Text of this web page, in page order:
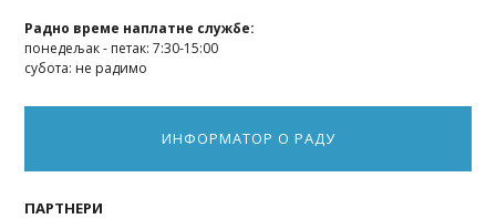
Радно време наплатне службе:
понедељак - петак: 7:30-15:00
субота: не радимо
ИНФОРМАТОР О РАДУ
ПАРТНЕРИ